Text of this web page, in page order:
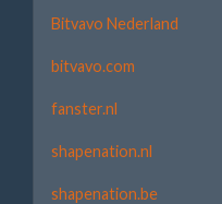
Bitvavo Nederland
bitvavo.com
fanster.nl
shapenation.nl
shapenation.be